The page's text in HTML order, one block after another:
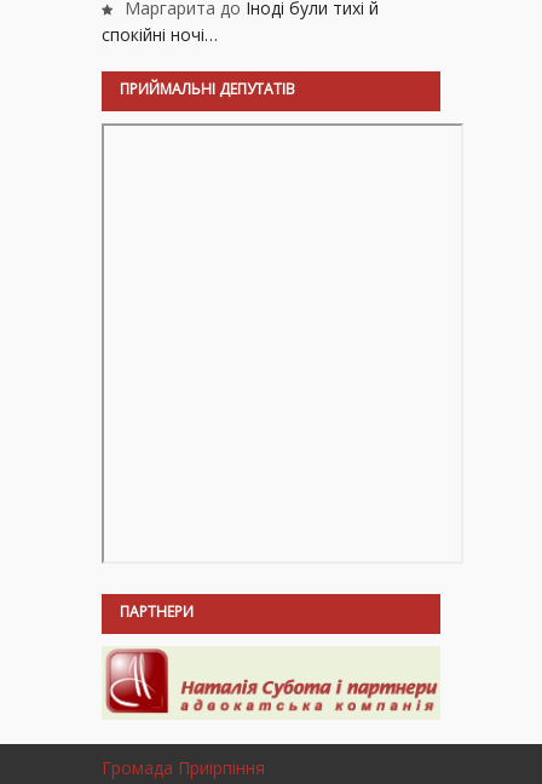
Маргарита до Іноді були тихі й
спокійні ночі…
ПРИЙМАЛЬНІ ДЕПУТАТІВ
ПАРТНЕРИ
Громада Приірпіння